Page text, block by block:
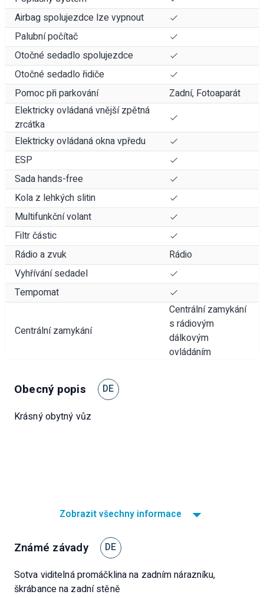
Airbag spolujezdce lze vypnout
Palubní počítač
Otočné sedadlo spolujezdce
Otočné sedadlo řidiče
Pomoc při parkování
Zadní, Fotoaparát
Elektricky ovládaná vnější zpětná
zrcátka
Elektricky ovládaná okna vpředu
ESP
Sada hands-free
Kola z lehkých slitin
Multifunkční volant
Filtr částic
Rádio a zvuk
Rádio
Vyhřívání sedadel
Tempomat
Centrální zamykání
Centrální zamykání
s rádiovým
dálkovým
ovládáním
Obecný popis DE
Krásný obytný vůz
Zobrazit všechny informace
Známé závady DE
Sotva viditelná promáčklina na zadním nárazníku,
škrábance na zadní stěně